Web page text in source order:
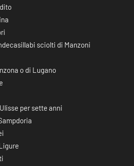
sciolti di Manzoni
o di Lugano
per sette anni